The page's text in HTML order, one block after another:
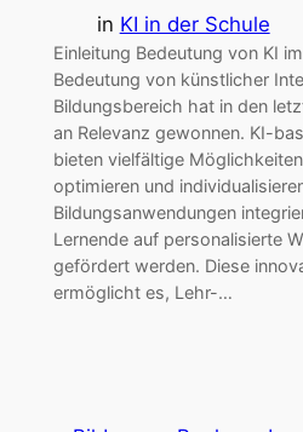
in KI in der Schule
Einleitung Bedeutung von KI
Bedeutung von künstlicher
Bildungsbereich hat in den
an Relevanz gewonnen. KI-
bieten vielfältige
optimieren und
Bildungsanwendungen
Lernende auf personalisierte
gefördert werden. Diese
ermöglicht es, Lehr-…